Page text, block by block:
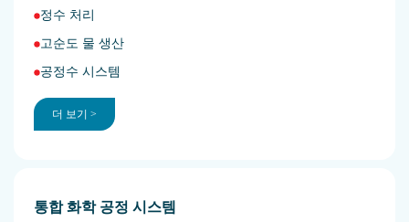
정수 처리
고순도 물 생산
공정수 시스템
더 보기 >
통합 화학 공정 시스템